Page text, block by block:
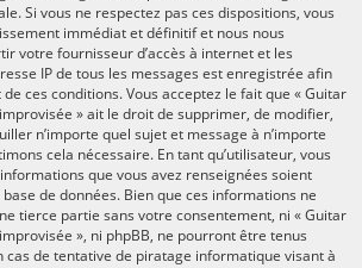
Si vous ne respectez pas ces dispositions, vous
immédiat et définitif et nous nous
votre fournisseur d’accès à internet et les
IP de tous les messages est enregistrée afin
ces conditions. Vous acceptez le fait que « Guitar
» ait le droit de supprimer, de modifier,
n’importe quel sujet et message à n’importe
cela nécessaire. En tant qu’utilisateur, vous
que vous avez renseignées soient
de données. Bien que ces informations ne
tierce partie sans votre consentement, ni « Guitar
», ni phpBB, ne pourront être tenus
cas de tentative de piratage informatique visant à